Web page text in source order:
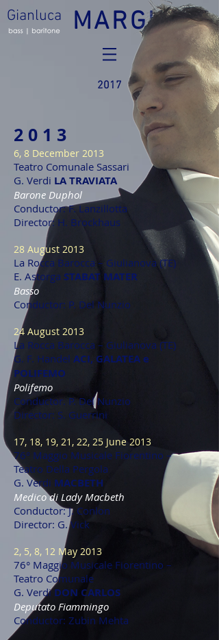
Gianluca MARGHERI
2 0 1 3
6, 8 December 2013
Teatro Comunale Sassari
G. Verdi LA TRAVIATA
Barone Duphol
Conductor: F. Lanzillotta
Director: H. Brockhaus
28 August 2013
La Rocca Barocca – Giulianova (TE)
E. Astorga STABAT MATER
Basso
Conductor: P. Del Nunzio
24 August 2013
La Rocca Barocca – Giulianova (TE)
G. F. Handel ACI, GALATEA e
POLIFEMO
Polifemo
Conductor. P. Del Nunzio
Director: S. Guerrini
17, 18, 19, 21, 22, 25 June 2013
76° Maggio Musicale Fiorentino –
Teatro Della Pergola
G. Verdi MACBETH
Medico di Lady Macbeth
Conductor: J. Conlon
Director: G. Vick
2, 5, 8, 12 May 2013
76° Maggio Musicale Fiorentino –
Teatro Comunale
G. VerdiDON CARLOS
Deputato Fiammingo
Conductor: Zubin Mehta
2017